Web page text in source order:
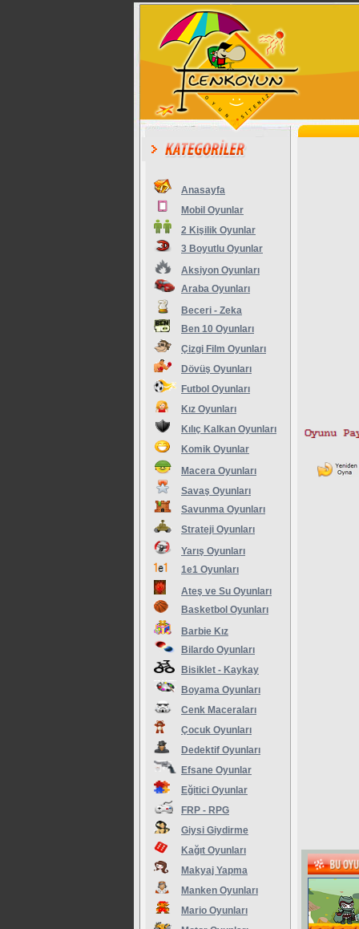
Anasayfa
Mobil Oyunlar
2 Kişilik Oyunlar
3 Boyutlu Oyunlar
Aksiyon Oyunları
Araba Oyunları
Beceri - Zeka
Ben 10 Oyunları
Çizgi Film Oyunları
Dövüş Oyunları
Futbol Oyunları
Kız Oyunları
Kılıç Kalkan Oyunları
Komik Oyunlar
Macera Oyunları
Savaş Oyunları
Savunma Oyunları
Strateji Oyunları
Yarış Oyunları
1e1 Oyunları
Ateş ve Su Oyunları
Basketbol Oyunları
Barbie Kız
Bilardo Oyunları
Bisiklet - Kaykay
Boyama Oyunları
Cenk Maceraları
Çocuk Oyunları
Dedektif Oyunları
Efsane Oyunlar
Eğitici Oyunlar
FRP - RPG
Giysi Giydirme
Kağıt Oyunları
Makyaj Yapma
Manken Oyunları
Mario Oyunları